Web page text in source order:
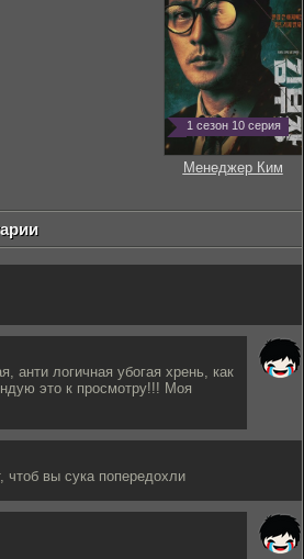
1 сезон 10 серия
Менеджер Ким
анти логичная убогая хрень, как
это к просмотру!!! Моя
чтоб вы сука попередохли